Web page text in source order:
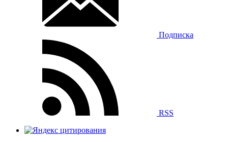
Подписка
RSS